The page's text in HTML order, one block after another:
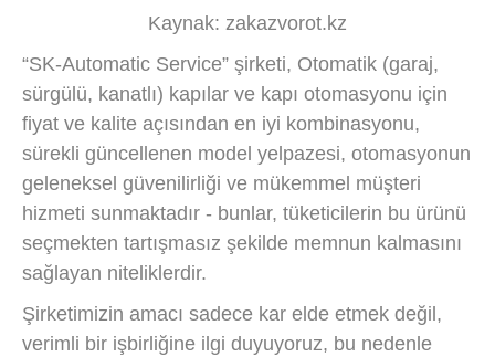
Kaynak: zakazvorot.kz
“SK-Automatic Service” şirketi, Otomatik (garaj,
sürgülü, kanatlı) kapılar ve kapı otomasyonu için
fiyat ve kalite açısından en iyi kombinasyonu,
sürekli güncellenen model yelpazesi, otomasyonun
geleneksel güvenilirliği ve mükemmel müşteri
hizmeti sunmaktadır - bunlar, tüketicilerin bu ürünü
seçmekten tartışmasız şekilde memnun kalmasını
sağlayan niteliklerdir.
Şirketimizin amacı sadece kar elde etmek değil,
verimli bir işbirliğine ilgi duyuyoruz, bu nedenle